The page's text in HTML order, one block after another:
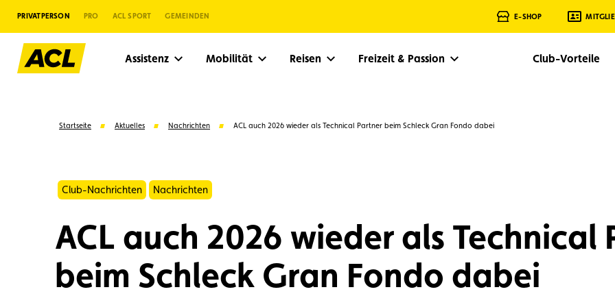
PRIVATPERSON PRO ACL SPORT GEMEINDEN E-SHOP
Assistenz Mobilität Reisen Freizeit & Passion Club-Vorteile
Vorschläge
Startseite Aktuelles Nachrichten ACL auch 2026 wieder als Technical Partner beim Schleck Gran Fondo dabei
Club-Nachrichten Nachrichten
ACL auch 2026 wieder als Technical
beim Schleck Gran Fondo dabei